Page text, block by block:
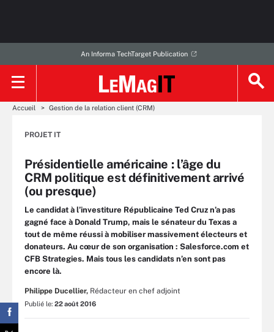
An Informa TechTarget Publication
Accueil Gestion de la relation client (CRM)
PROJET IT
Présidentielle américaine : l’âge du
CRM politique est définitivement arrivé
(ou presque)
Le candidat à l’investiture Républicaine Ted Cruz n’a pas
gagné face à Donald Trump, mais le sénateur du Texas a
tout de même réussi à mobiliser massivement électeurs et
donateurs. Au cœur de son organisation : Salesforce.com et
CFB Strategies. Mais tous les candidats n’en sont pas
encore là.
Philippe Ducellier, Rédacteur en chef adjoint
Publié le: 22 août 2016